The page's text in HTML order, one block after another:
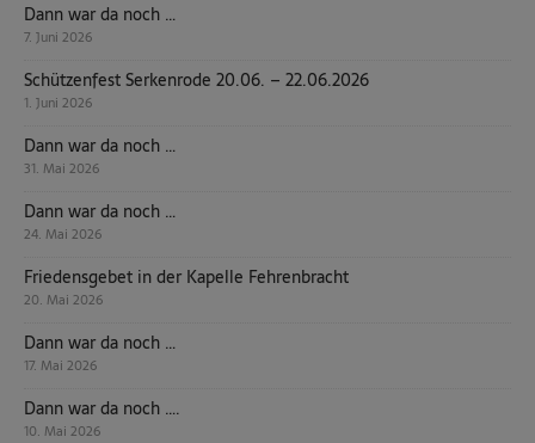
Dann war da noch …
7. Juni 2026
Schützenfest Serkenrode 20.06. – 22.06.2026
1. Juni 2026
Dann war da noch …
31. Mai 2026
Dann war da noch …
24. Mai 2026
Friedensgebet in der Kapelle Fehrenbracht
20. Mai 2026
Dann war da noch …
17. Mai 2026
Dann war da noch ….
10. Mai 2026